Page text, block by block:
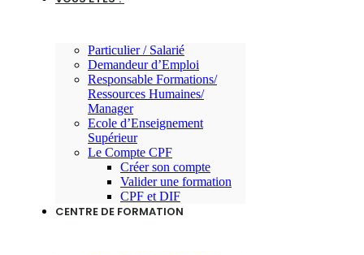
Particulier / Salarié
Demandeur d’Emploi
Responsable Formations/
Ressources Humaines/
Manager
Ecole d’Enseignement
Supérieur
Le Compte CPF
Créer son compte
Valider une formation
CPF et DIF
CENTRE DE FORMATION